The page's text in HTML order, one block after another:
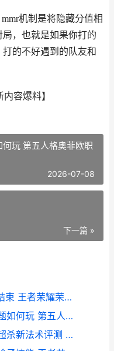
机制是将隐藏分值相
，也就是如果你打的
的不好遇到的队友和
容爆料】
玩 第五人格奥菲欧职
2026-07-08
下一篇 »
王者荣耀荣耀S29升级到几点结束 王者荣耀荣耀水晶可以送人吗
第五人格奥菲欧的游戏活动主题如何玩 第五人格奥菲欧职业介绍
炉石传说诱饵STG好不好猎人超杀新法术评测 炉石 剂